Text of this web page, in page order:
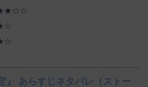
』 あらすじネタバレ（ストー